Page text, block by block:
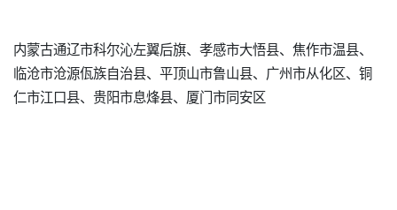
内蒙古通辽市科尔沁左翼后旗、孝感市大悟县、焦作市温县、
临沧市沧源佤族自治县、平顶山市鲁山县、广州市从化区、铜
仁市江口县、贵阳市息烽县、厦门市同安区